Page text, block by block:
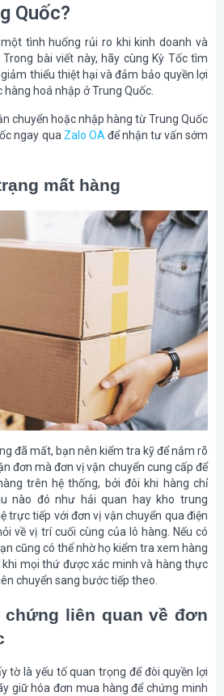
Quốc?
tình huống rủi ro khi kinh doanh và
bài viết này, hãy cùng Kỳ Tốc tìm
thiểu thiệt hại và đảm bảo quyền lợi
hoá nhập ở Trung Quốc.
chuyển hoặc nhập hàng từ Trung Quốc
ngay qua Zalo OA để nhận tư vấn sớm
mất hàng
đã mất, bạn nên kiểm tra kỹ để nắm rõ
đơn mà đơn vị vận chuyển cung cấp để
trên hệ thống, bởi đôi khi hàng chỉ
nào đó như hải quan hay kho trung
trực tiếp với đơn vị vận chuyển qua điện
về vị trí cuối cùng của lô hàng. Nếu có
cũng có thể nhờ họ kiểm tra xem hàng
khi mọi thứ được xác minh và hàng thực
chuyển sang bước tiếp theo.
chứng liên quan về đơn
tờ là yếu tố quan trọng để đòi quyền lợi
giữ hóa đơn mua hàng để chứng minh